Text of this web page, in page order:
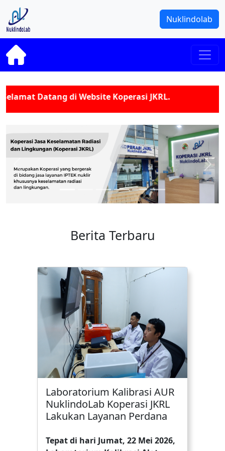
Nuklindolab
Datang di Website Koperasi JKRL.
Berita Terbaru
Laboratorium Kalibrasi AUR
NuklindoLab Koperasi JKRL
Lakukan Layanan Perdana
Tepat di hari Jumat, 22 Mei 2026,